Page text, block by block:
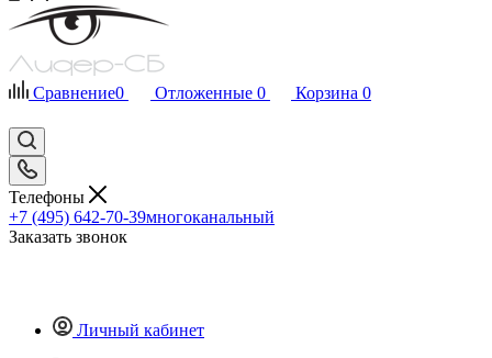
Сравнение0 Отложенные 0 Корзина 0
Телефоны
+7 (495) 642-70-39многоканальный
Заказать звонок
Личный кабинет